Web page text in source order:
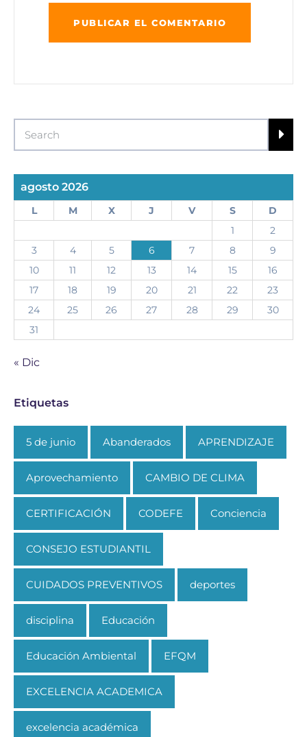
agosto 2026
L M X J V S
D
1
2
3
4 5 6 7 8
9
10
11 12 13 14 15
16
17
18 19 20 21 22
23
24
25 26 27 28 29
30
31
« Dic
Etiquetas
5 de junio Abanderados APRENDIZAJE
Aprovechamiento CAMBIO DE CLIMA
CERTIFICACIÓN CODEFE Conciencia
CONSEJO ESTUDIANTIL
CUIDADOS PREVENTIVOS deportes
disciplina Educación
Educación Ambiental EFQM
EXCELENCIA ACADEMICA
excelencia académica